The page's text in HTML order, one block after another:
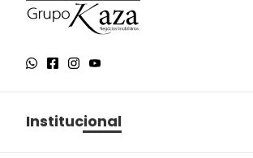
Institucional